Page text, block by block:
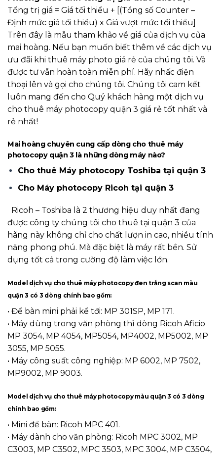
Tổng trị giá = Giá tối thiểu + [(Tổng số Counter –
Định mức giá tối thiểu) x Giá vượt mức tối thiểu]
Trên đây là mẫu tham khảo về giá của dịch vụ của
mai hoàng. Nếu bạn muốn biết thêm về các dịch vụ
ưu đãi khi thuê máy photo giá rẻ của chúng tôi. Và
được tư vẫn hoàn toàn miễn phí. Hãy nhấc điện
thoại lên và gọi cho chúng tôi. Chúng tôi cam kết
luôn mang đến cho Quý khách hàng một dịch vụ
cho thuê máy photocopy quận 3 giá rẻ tốt nhất và
rẻ nhất!
Mai hoàng chuyên cung cấp dòng cho thuê máy
photocopy quận 3 là những dòng máy nào?
Cho thuê Máy photocopy Toshiba tại quận 3
Cho Máy photocopy Ricoh tại quận 3
Ricoh – Toshiba là 2 thương hiệu duy nhất đang
được công ty chúng tôi cho thuê tại quận 3 của
hãng này không chỉ cho chất lượn in cao, nhiều tính
năng phong phú. Mà đặc biệt là máy rất bền. Sử
dụng tốt cả trong cường độ làm việc lớn.
Model dịch vụ cho thuê máy photocopy đen trắng scan màu
quận 3 có 3 dòng chính bao gồm:
• Để bàn mini phải kể tới: MP 301SP, MP 171.
• Máy dùng trong văn phòng thì dòng Ricoh Aficio
MP 3054, MP 4054, MP5054, MP4002, MP5002, MP
3055, MP 5055.
• Máy công suất công nghiệp: MP 6002, MP 7502,
MP9002, MP 9003.
Model dịch vụ cho thuê máy photocopy màu quận 3 có 3 dòng
chính bao gồm:
• Mini để bàn: Ricoh MPC 401.
• Máy dành cho văn phòng: Ricoh MPC 3002, MP
C3003, MP C3502, MPC 3503, MPC 3004, MP C3504,